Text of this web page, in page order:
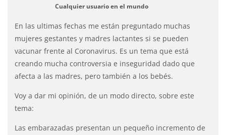
Cualquier usuario en el mundo
En las ultimas fechas me están preguntado muchas
mujeres gestantes y madres lactantes si se pueden
vacunar frente al Coronavirus. Es un tema que está
creando mucha controversia e inseguridad dado que
afecta a las madres, pero también a los bebés.
Voy a dar mi opinión, de un modo directo, sobre este
tema:
Las embarazadas presentan un pequeño incremento de